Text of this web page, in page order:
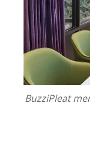
BuzziPleat